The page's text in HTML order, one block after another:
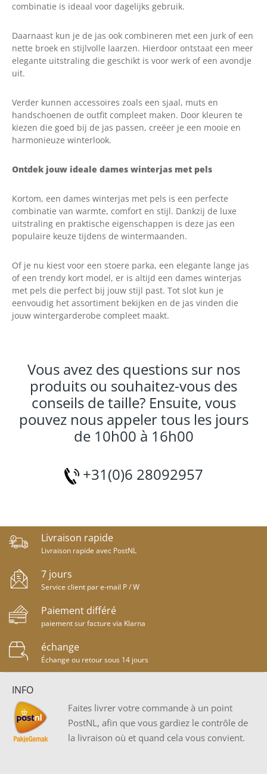
combinatie is ideaal voor dagelijks gebruik.
Daarnaast kun je de jas ook combineren met een jurk of een
nette broek en stijlvolle laarzen. Hierdoor ontstaat een meer
elegante uitstraling die geschikt is voor werk of een avondje
uit.
Verder kunnen accessoires zoals een sjaal, muts en
handschoenen de outfit compleet maken. Door kleuren te
kiezen die goed bij de jas passen, creëer je een mooie en
harmonieuze winterlook.
Ontdek jouw ideale dames winterjas met pels
Kortom, een dames winterjas met pels is een perfecte
combinatie van warmte, comfort en stijl. Dankzij de luxe
uitstraling en praktische eigenschappen is deze jas een
populaire keuze tijdens de wintermaanden.
Of je nu kiest voor een stoere parka, een elegante lange jas
of een trendy kort model, er is altijd een dames winterjas
met pels die perfect bij jouw stijl past. Tot slot kun je
eenvoudig het assortiment bekijken en de jas vinden die
jouw wintergarderobe compleet maakt.
Vous avez des questions sur nos
produits ou souhaitez-vous des
conseils de taille? Ensuite, vous
pouvez nous appeler tous les jours
de 10h00 à 16h00
+31(0)6 28092957
Livraison rapide
Livraison rapide avec PostNL
7 jours
Service client par e-mail P / W
Paiement différé
paiement sur facture via Klarna
échange
Échange ou retour sous 14 jours
INFO
Faites livrer votre commande à un point
PostNL, afin que vous gardiez le contrôle de
la livraison où et quand cela vous convient.